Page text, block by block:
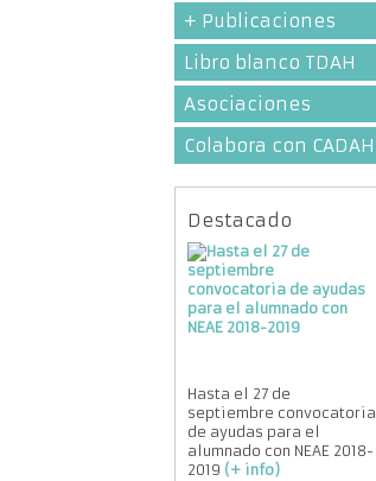
+ Publicaciones
Libro blanco TDAH
Asociaciones
Colabora con CADAH
Destacado
Hasta el 27 de
septiembre convocatoria
de ayudas para el
alumnado con NEAE 2018-
2019 (+ info)